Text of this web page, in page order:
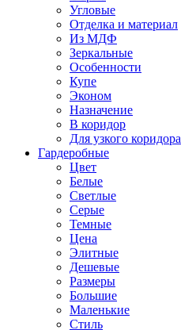
Угловые
Отделка и материал
Из МДФ
Зеркальные
Особенности
Купе
Эконом
Назначение
В коридор
Для узкого коридора
Гардеробные
Цвет
Белые
Светлые
Серые
Темные
Цена
Элитные
Дешевые
Размеры
Большие
Маленькие
Стиль